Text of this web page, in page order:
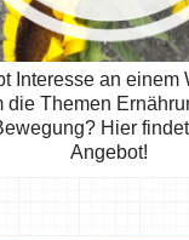
Interesse an einem
die Themen
Hier
Angebot!